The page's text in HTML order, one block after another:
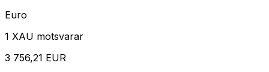
Euro
1 XAU motsvarar
3 756,21 EUR